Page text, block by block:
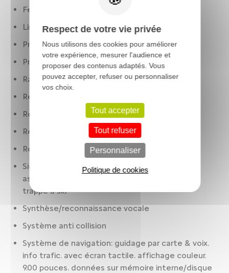
Feux à LED
Limiteur de vitesse
Préparation Isofix
Prise(s) 12V : AV et AR
Rails de toit noirs
Récupération d'énergie au freinage
Régulateur de vitesse
Réservoir principal 45 litres
Rétroviseurs rabattables électriquement
Sièges AR : banquette fractionnée. 3 places.
assise fixe. rabattables : 2/3-1/3. plancher plat.
trappe à ski
Synthèse/reconnaissance vocale
Système anti collision
Système de navigation: guidage par carte & voix.
info trafic. avec écran tactile. affichage couleur.
9.00 pouces. données sur mémoire interne/disque
Respect de votre vie privée
Nous utilisons des cookies pour améliorer
votre expérience, mesurer l'audience et
proposer des contenus adaptés. Vous
pouvez accepter, refuser ou personnaliser
vos choix.
Tout accepter
Tout refuser
Personnaliser
Politique de cookies